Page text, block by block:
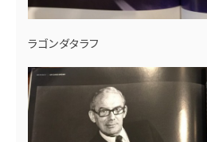
ラゴンダタラフ